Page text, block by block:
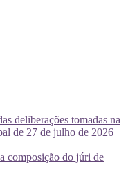
deliberações tomadas na
de 27 de julho de 2026
composição do júri de